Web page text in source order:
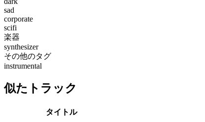
sad
corporate
scifi
楽器
synthesizer
その他のタグ
instrumental
似たトラック
タイトル